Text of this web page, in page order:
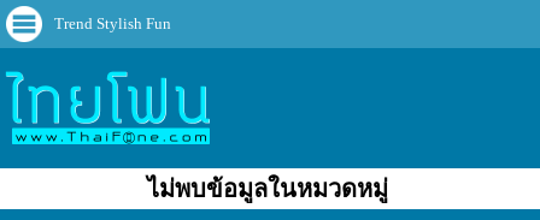
Trend Stylish Fun
ไม่พบข้อมูลในหมวดหมู่